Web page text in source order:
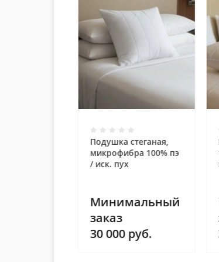
Подушка стеганая,
микрофибра 100% пэ
/ иск. пух
Минимальный
заказ
30 000руб.